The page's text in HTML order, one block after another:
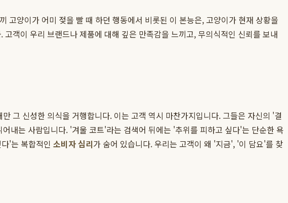
양이가 어미 젖을 빨 때 하던 행동에서 비롯된 이 본능은, 고양이가 현재 상황을
객이 우리 브랜드나 제품에 대해 깊은 만족감을 느끼고, 무의식적인 신뢰를 보내
그 신성한 의식을 거행합니다. 이는 고객 역시 마찬가지입니다. 그들은 자신의 '결
내는 사람입니다. '겨울 코트'라는 검색어 뒤에는 '추위를 피하고 싶다'는 단순한 욕
'는 복합적인 소비자 심리가 숨어 있습니다. 우리는 고객이 왜 '지금', '이 담요'를 찾